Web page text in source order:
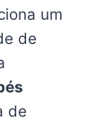
um
de
de